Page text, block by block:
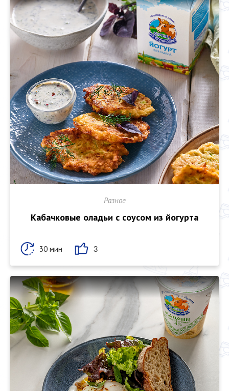
Разное
Кабачковые оладьи с соусом из йогурта
30 мин 3